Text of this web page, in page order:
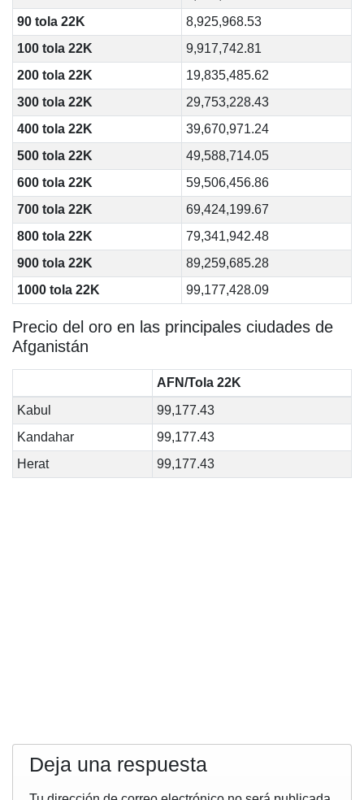
90 tola 22K
8,925,968.53
100 tola 22K
9,917,742.81
200 tola 22K
19,835,485.62
300 tola 22K
29,753,228.43
400 tola 22K
39,670,971.24
500 tola 22K
49,588,714.05
600 tola 22K
59,506,456.86
700 tola 22K
69,424,199.67
800 tola 22K
79,341,942.48
900 tola 22K
89,259,685.28
1000 tola 22K
99,177,428.09
Precio del oro en las principales ciudades de
Afganistán
AFN/Tola 22K
Kabul
99,177.43
Kandahar
99,177.43
Herat
99,177.43
Deja una respuesta